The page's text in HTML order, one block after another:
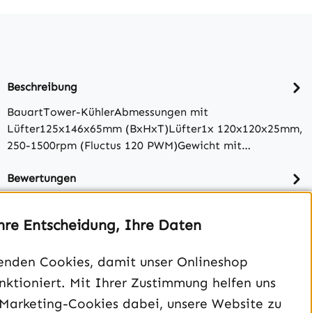
Beschreibung
BauartTower-KühlerAbmessungen mit
Lüfter125x146x65mm (BxHxT)Lüfter1x 120x120x25mm,
250-1500rpm (Fluctus 120 PWM)Gewicht mit…
Bewertungen
Entscheidung, Ihre Daten
Cookies, damit unser Onlineshop
Mit Ihrer Zustimmung helfen uns
Cookies dabei, unsere Website zu